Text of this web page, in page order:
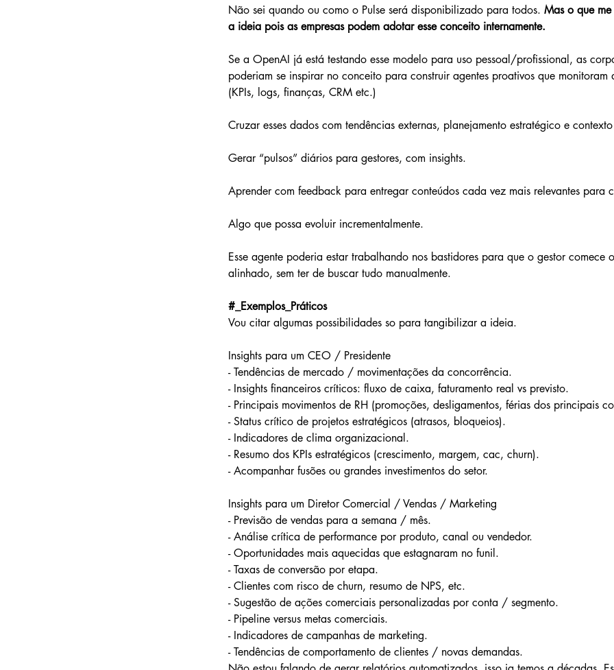
Não sei quando ou como o Pulse será disponibilizado para todos. Mas o que
a ideia pois as empresas podem adotar esse conceito internamente.
Se a OpenAI já está testando esse modelo para uso pessoal/profissional, as
poderiam se inspirar no conceito para construir agentes proativos que monitoram
(KPIs, logs, finanças, CRM etc.)
Cruzar esses dados com tendências externas, planejamento estratégico e
Gerar “pulsos” diários para gestores, com insights.
Aprender com feedback para entregar conteúdos cada vez mais relevantes para
Algo que possa evoluir incrementalmente.
Esse agente poderia estar trabalhando nos bastidores para que o gestor comece
alinhado, sem ter de buscar tudo manualmente.
#_Exemplos_Práticos
Vou citar algumas possibilidades so para tangibilizar a ideia.
Insights para um CEO / Presidente
- Tendências de mercado / movimentações da concorrência.
- Insights financeiros críticos: fluxo de caixa, faturamento real vs previsto.
- Principais movimentos de RH (promoções, desligamentos, férias dos principais
- Status crítico de projetos estratégicos (atrasos, bloqueios).
- Indicadores de clima organizacional.
- Resumo dos KPIs estratégicos (crescimento, margem, cac, churn).
- Acompanhar fusões ou grandes investimentos do setor.
Insights para um Diretor Comercial / Vendas / Marketing
- Previsão de vendas para a semana / mês.
- Análise crítica de performance por produto, canal ou vendedor.
- Oportunidades mais aquecidas que estagnaram no funil.
- Taxas de conversão por etapa.
- Clientes com risco de churn, resumo de NPS, etc.
- Sugestão de ações comerciais personalizadas por conta / segmento.
- Pipeline versus metas comerciais.
- Indicadores de campanhas de marketing.
- Tendências de comportamento de clientes / novas demandas.